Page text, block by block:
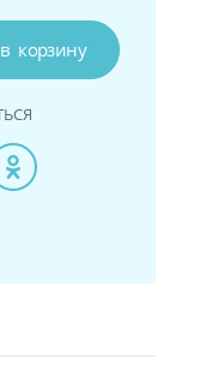
корзину